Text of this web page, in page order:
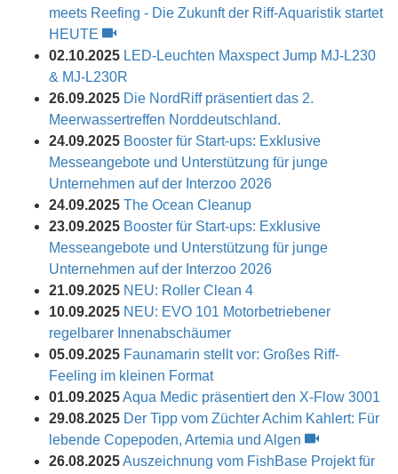
meets Reefing - Die Zukunft der Riff-Aquaristik startet
HEUTE
02.10.2025 LED-Leuchten Maxspect Jump MJ-L230
& MJ-L230R
26.09.2025 Die NordRiff präsentiert das 2.
Meerwassertreffen Norddeutschland.
24.09.2025 Booster für Start-ups: Exklusive
Messeangebote und Unterstützung für junge
Unternehmen auf der Interzoo 2026
24.09.2025 The Ocean Cleanup
23.09.2025 Booster für Start-ups: Exklusive
Messeangebote und Unterstützung für junge
Unternehmen auf der Interzoo 2026
21.09.2025 NEU: Roller Clean 4
10.09.2025 NEU: EVO 101 Motorbetriebener
regelbarer Innenabschäumer
05.09.2025 Faunamarin stellt vor: Großes Riff-
Feeling im kleinen Format
01.09.2025Aqua Medic präsentiert den X-Flow 3001
29.08.2025 Der Tipp vom Züchter Achim Kahlert: Für
lebende Copepoden, Artemia und Algen
26.08.2025Auszeichnung vom FishBase Projekt für